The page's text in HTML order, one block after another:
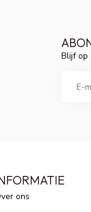
Blijf op
ons